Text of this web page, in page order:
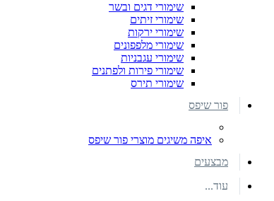
שימורי דגים ובשר
שימורי זיתים
שימורי ירקות
שימורי מלפפונים
שימורי עגבניות
שימורי פירות ולפתנים
שימורי תירס
פור שיפס
איפה משיגים מוצרי פור שיפס
מבצעים
עוד...